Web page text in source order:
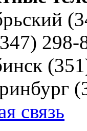
298-
связь